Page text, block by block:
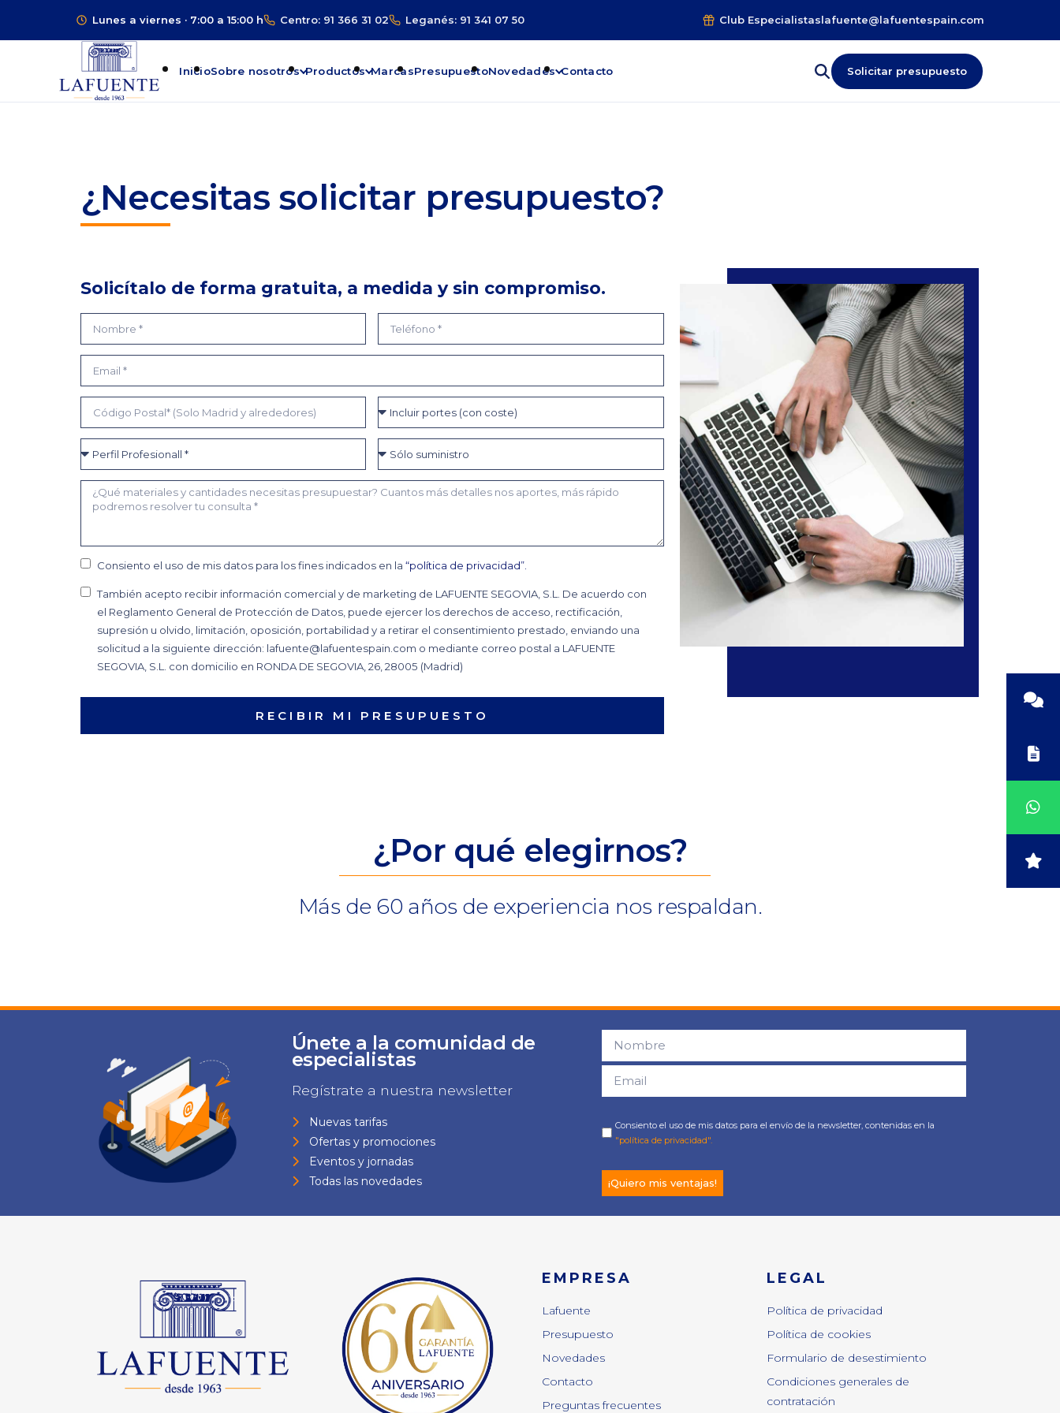
Lunes a viernes · 7:00 a 15:00 h Centro: 91 366 31 02 Leganés: 91 341 07 50 Club Especialistaslafuente@lafuentespain.com
InicioSobre nosotros Productos MarcasPresupuestoNovedades Contacto Solicitar presupuesto
¿Necesitas solicitar presupuesto?
Solicítalo de forma gratuita, a medida y sin compromiso.
Consiento el uso de mis datos para los fines indicados en la “política de privacidad”.
También acepto recibir información comercial y de marketing de LAFUENTE SEGOVIA, S.L. De acuerdo con
el Reglamento General de Protección de Datos, puede ejercer los derechos de acceso, rectificación,
supresión u olvido, limitación, oposición, portabilidad y a retirar el consentimiento prestado, enviando una
solicitud a la siguiente dirección: lafuente@lafuentespain.com o mediante correo postal a LAFUENTE
SEGOVIA, S.L. con domicilio en RONDA DE SEGOVIA, 26, 28005 (Madrid)
RECIBIR MI PRESUPUESTO
¿Por qué elegirnos?
Más de 60 años de experiencia nos respaldan.
Únete a la comunidad de
especialistas
Regístrate a nuestra newsletter
Nuevas tarifas
Ofertas y promociones
Eventos y jornadas
Todas las novedades
Consiento el uso de mis datos para el envío de la newsletter, contenidas en la
"política de privacidad".
¡Quiero mis ventajas!
EMPRESA
Lafuente
Presupuesto
Novedades
Contacto
Preguntas frecuentes
LEGAL
Política de privacidad
Política de cookies
Formulario de desestimiento
Condiciones generales de
contratación